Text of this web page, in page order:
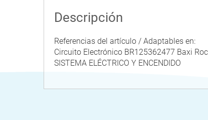
Descripción
Referencias del artículo / Adaptables en:
Circuito Electrónico BR125362477 Baxi
SISTEMA ELÉCTRICO Y ENCENDIDO